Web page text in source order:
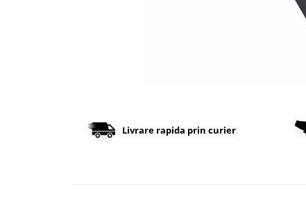
Livrare rapida prin curier